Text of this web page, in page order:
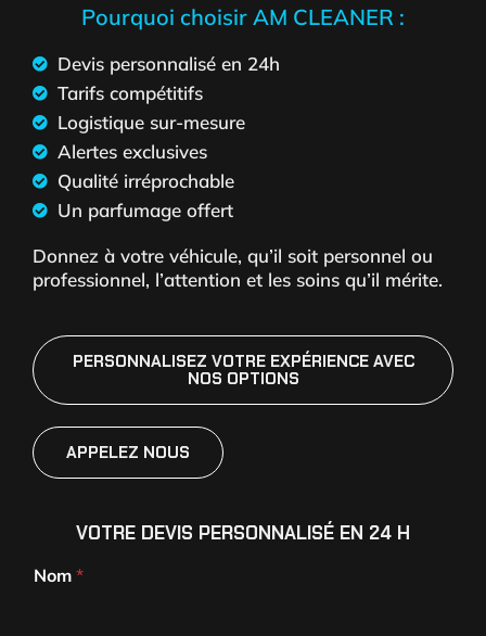
Pourquoi choisir AM CLEANER :
Devis personnalisé en 24h
Tarifs compétitifs
Logistique sur-mesure
Alertes exclusives
Qualité irréprochable
Un parfumage offert
Donnez à votre véhicule, qu’il soit personnel ou
professionnel, l’attention et les soins qu’il mérite.
PERSONNALISEZ VOTRE EXPÉRIENCE AVEC
NOS OPTIONS
APPELEZ NOUS
VOTRE DEVIS PERSONNALISÉ EN 24 H
Nom *